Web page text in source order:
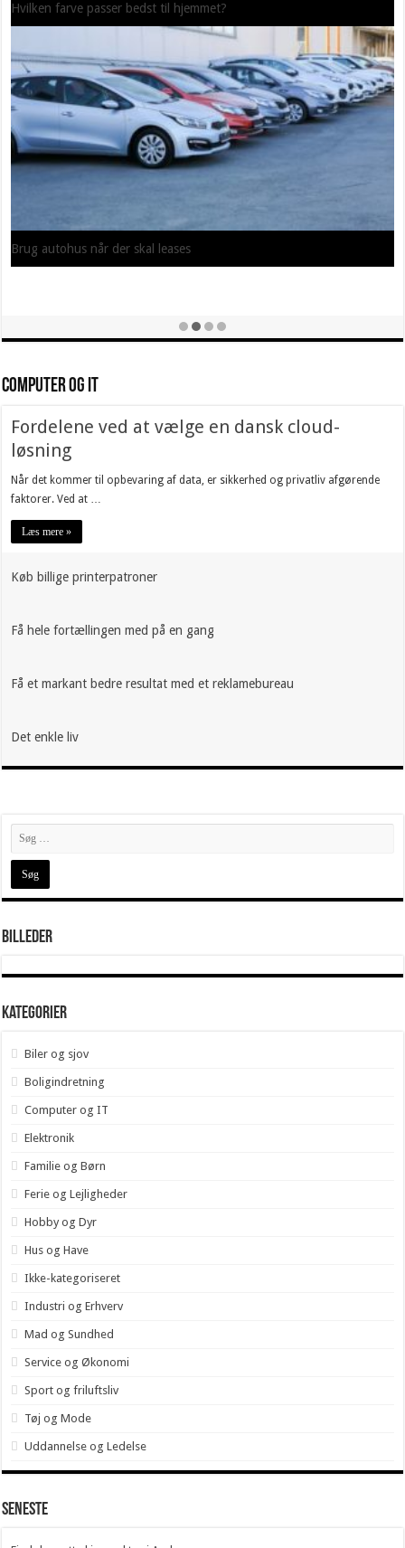
Hvilken farve passer bedst til hjemmet?
Brug autohus når der skal leases
Computer og IT
Fordelene ved at vælge en dansk cloud-
løsning
Når det kommer til opbevaring af data, er sikkerhed og privatliv afgørende
faktorer. Ved at …
Læs mere »
Køb billige printerpatroner
Få hele fortællingen med på en gang
Få et markant bedre resultat med et reklamebureau
Det enkle liv
Billeder
Kategorier
Biler og sjov
Boligindretning
Computer og IT
Elektronik
Familie og Børn
Ferie og Lejligheder
Hobby og Dyr
Hus og Have
Ikke-kategoriseret
Industri og Erhverv
Mad og Sundhed
Service og Økonomi
Sport og friluftsliv
Tøj og Mode
Uddannelse og Ledelse
Seneste